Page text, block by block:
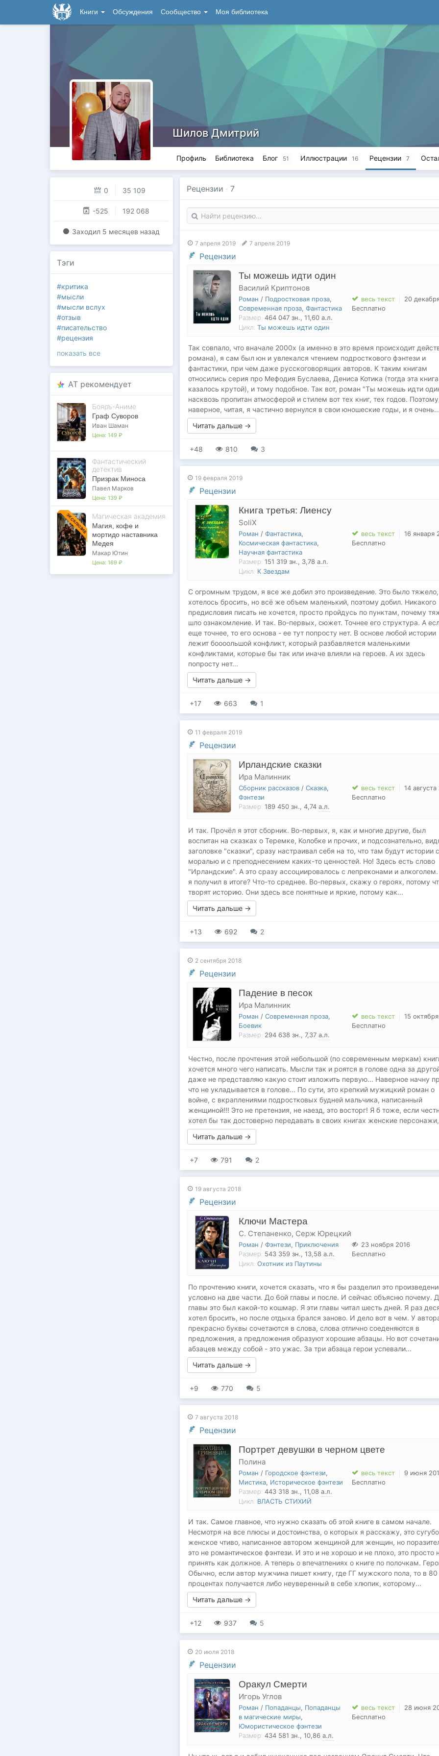
Книги Обсуждения Сообщество Моя библиотека
Шилов Дмитрий
Профиль Библиотека Блог 51 Иллюстрации 16 Рецензии 7
0 35 109
-525 192 068
Заходил 5 месяцев назад
Тэги
#критика
#мысли
#мысли вслух
#отзыв
#писательство
#рецензия
показать все
AT рекомендует
Бояръ-Аниме
Граф Суворов
Иван Шаман
Цена: 149 ₽
Фантастический
детектив
Призрак Миноса
Павел Марков
Цена: 139 ₽
ЭКСКЛЮЗИВ Магическая академия
Магия, кофе и
мортидо наставника
Медея
Макар Ютин
Цена: 169 ₽
Рецензии · 7
7 апреля 2019 7 апреля 2019
Рецензии
Ты можешь идти один
Василий Криптонов
Роман / Подростковая проза,
Современная проза, Фантастика
Размер: 464 047 зн., 11,60 а.л.
Цикл: Ты можешь идти один
весь текст
20
Бесплатно
Так совпало, что вначале 2000х (а именно в это время происходит
романа), я сам был юн и увлекался чтением подросткового фэнтези и
фантастики, при чем даже русскоговорящих авторов. К таким книгам
относились серия про Мефодия Буслаева, Дениса Котика (тогда эта книга
казалось крутой), и тому подобное. Так вот, роман "Ты можешь идти
насквозь пропитан атмосферой и стилем вот тех книг, тех годов.
наверное, читая, я частично вернулся в свои юношеские годы, и я очень...
Читать дальше →
+48 810 3
19 февраля 2019
Рецензии
Книга третья: Лиенсу
SoliX
Роман / Фантастика,
Космическая фантастика,
Научная фантастика
Размер: 151 319 зн., 3,78 а.л.
Цикл: К Звездам
весь текст
16 января
Бесплатно
С огромным трудом, я все же добил это произведение. Это было тяжело,
хотелось бросить, но всё же объем маленький, поэтому добил. Никакого
предисловия писать не хочется, просто пройдусь по пунктам, почему
шло ознакомление. И так. Во-первых, сюжет. Точнее его структура. А
еще точнее, то его основа - ее тут попросту нет. В основе любой истории
лежит боооольшой конфликт, который разбавляется маленькими
конфликтами, которые бы так или иначе влияли на героев. А их здесь
попросту нет...
Читать дальше →
+17 663 1
11 февраля 2019
Рецензии
Ирландские сказки
Ира Малинник
Сборник рассказов / Сказка,
Фэнтези
Размер: 189 450 зн., 4,74 а.л.
весь текст
14 августа
Бесплатно
И так. Прочёл я этот сборник. Во-первых, я, как и многие другие, был
воспитан на сказках о Теремке, Колобке и прочих, и подсознательно,
заголовке "сказки", сразу настраивал себя на то, что там будут истории с
моралью и с преподнесением каких-то ценностей. Но! Здесь есть слово
"Ирландские". А это сразу ассоциировалось с лепреконами и
я получил в итоге? Что-то среднее. Во-первых, скажу о героях, потому
творят историю. Они здесь все понятные и яркие, потому как...
Читать дальше →
+13 692 2
2 сентября 2018
Рецензии
Падение в песок
Ира Малинник
Роман / Современная проза,
Боевик
Размер: 294 638 зн., 7,37 а.л.
весь текст
15
Бесплатно
Честно, после прочтения этой небольшой (по современным меркам)
хочется много чего написать. Мысли так и роятся в голове одна за
даже не представляю какую стоит изложить первую... Наверное начну
что не укладывается в голове... По сути, это крепкий мужицкий роман о
войне, с вкраплениями подростковых будней мальчика, написанный
женщиной!!! Это не претензия, не наезд, это восторг! Я б тоже, если
хотел бы так достоверно передавать в своих книгах женские
Читать дальше →
+7 791 2
19 августа 2018
Рецензии
Ключи Мастера
С. Степаненко, Серж Юрецкий
Роман / Фэнтези, Приключения
Размер: 543 359 зн., 13,58 а.л.
Цикл: Охотник из Паутины
23 ноября 2016
Бесплатно
По прочтению книги, хочется сказать, что я бы разделил это
условно на две части. До 6ой главы и после. И сейчас объясню почему.
главы это был какой-то кошмар. Я эти главы читал шесть дней. Я раз
хотел бросить, но после отдыха брался заново. И дело вот в чем. У
прекрасно буквы сочетаются в слова, слова отлично соеденяются в
предложения, а предложения образуют хорошие абзацы. Но вот
абзацев между собой - это ужас. За три абзаца герои успевали...
Читать дальше →
+9 770 5
7 августа 2018
Рецензии
Портрет девушки в черном цвете
Полина
Роман / Городское фэнтези,
Мистика, Историческое фэнтези
Размер: 443 318 зн., 11,08 а.л.
Цикл: ВЛАСТЬ СТИХИЙ
весь текст
9 июня
Бесплатно
И так. Самое главное, что нужно сказать об этой книге в самом начале.
Несмотря на все плюсы и достоинства, о которых я расскажу, это сугубо
женское чтиво, написанное автором женщиной для женщин, но
это не романтическое фэнтези. И это и не хорошо и не плохо, это просто
принять как должное. А теперь о впечатлениях о книге по полочкам.
Обычно, если автор мужчина пишет книгу, где ГГ мужского пола, то в 80
процентах получается либо неуверенный в себе хлюпик, которому...
Читать дальше →
+12 937 5
20 июля 2018
Рецензии
Оракул Смерти
Игорь Углов
Роман / Попаданцы, Попаданцы
в магические миры,
Юмористическое фэнтези
Размер: 434 581 зн., 10,86 а.л.
весь текст
28 июня
Бесплатно